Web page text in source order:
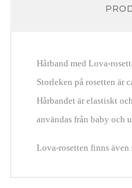
Hårband med Lova-
Storleken på rosetten är
Hårbandet är elastiskt
användas från baby och
Lova-rosetten finns även